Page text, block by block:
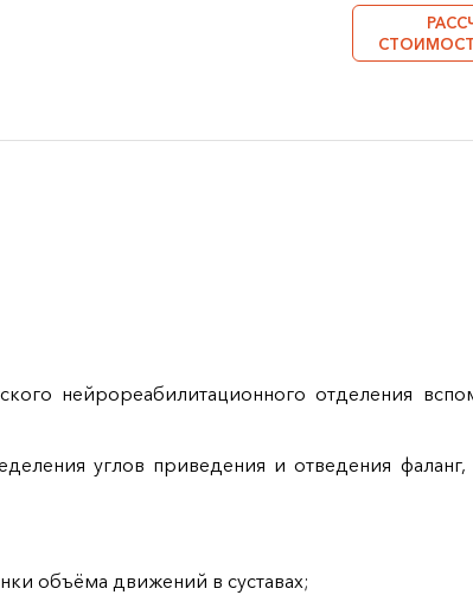
нейрореабилитационного отделения
углов приведения и отведения
объёма движений в суставах;